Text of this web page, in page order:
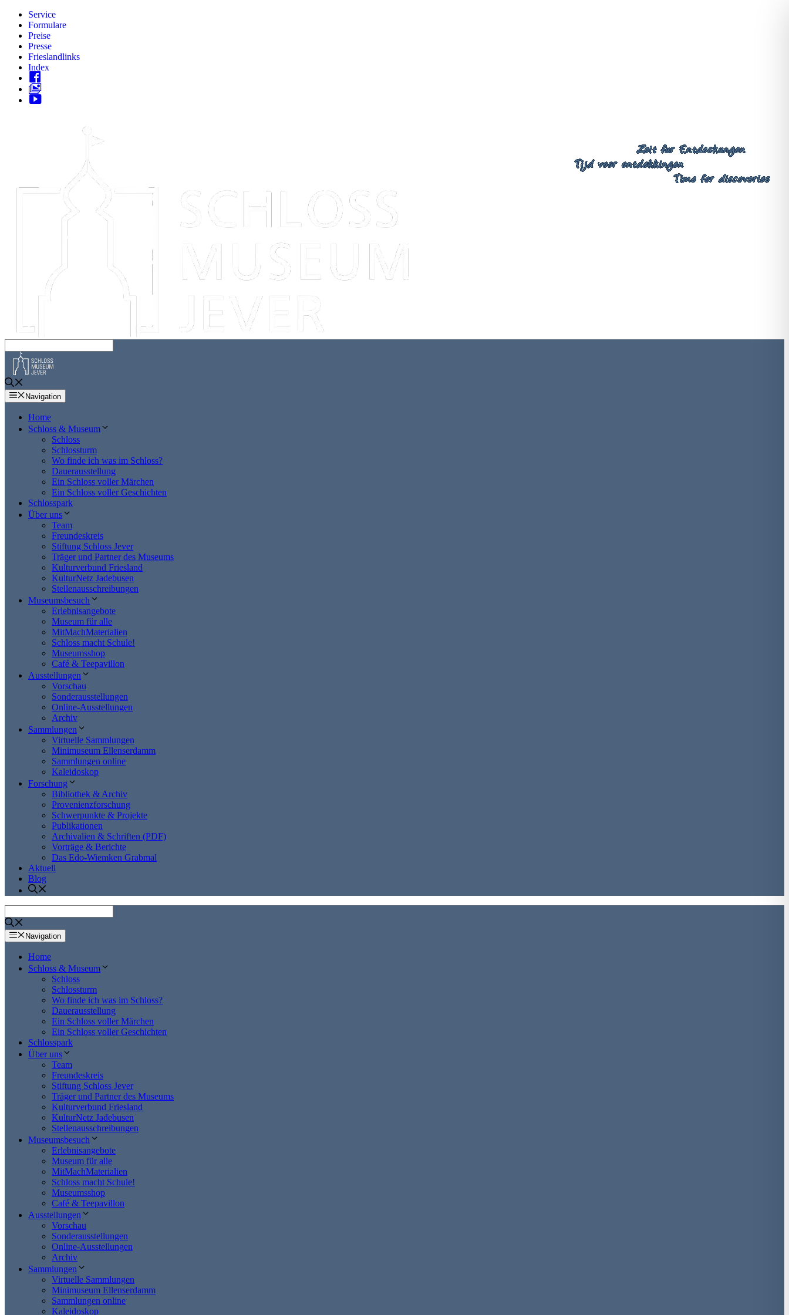
Zum
Inhalt
springen
Service
Formulare
Preise
Presse
Frieslandlinks
Index
Navigation
Home
Schloss & Museum
Schloss
Schlossturm
Wo finde ich was im Schloss?
Dauerausstellung
Ein Schloss voller Märchen
Ein Schloss voller Geschichten
Schlosspark
Über uns
Team
Freundeskreis
Stiftung Schloss Jever
Träger und Partner des Museums
Kulturverbund Friesland
KulturNetz Jadebusen
Stellenausschreibungen
Museumsbesuch
Erlebnisangebote
Museum für alle
MitMachMaterialien
Schloss macht Schule!
Museumsshop
Café & Teepavillon
Ausstellungen
Vorschau
Sonderausstellungen
Online-Ausstellungen
Archiv
Sammlungen
Virtuelle Sammlungen
Minimuseum Ellenserdamm
Sammlungen online
Kaleidoskop
Forschung
Bibliothek & Archiv
Provenienzforschung
Schwerpunkte & Projekte
Publikationen
Archivalien & Schriften (PDF)
Vorträge & Berichte
Das Edo-Wiemken Grabmal
Aktuell
Blog
Navigation
Home
Schloss & Museum
Schloss
Schlossturm
Wo finde ich was im Schloss?
Dauerausstellung
Ein Schloss voller Märchen
Ein Schloss voller Geschichten
Schlosspark
Über uns
Team
Freundeskreis
Stiftung Schloss Jever
Träger und Partner des Museums
Kulturverbund Friesland
KulturNetz Jadebusen
Stellenausschreibungen
Museumsbesuch
Erlebnisangebote
Museum für alle
MitMachMaterialien
Schloss macht Schule!
Museumsshop
Café & Teepavillon
Ausstellungen
Vorschau
Sonderausstellungen
Online-Ausstellungen
Archiv
Sammlungen
Virtuelle Sammlungen
Minimuseum Ellenserdamm
Sammlungen online
Kaleidoskop